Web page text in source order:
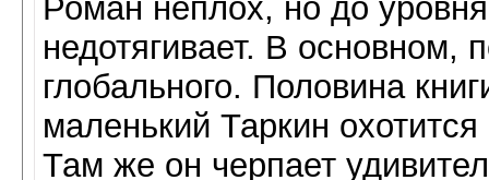
Роман неплох, но до
недотягивает. В основном,
глобального. Половина
маленький Таркин
Там же он черпает